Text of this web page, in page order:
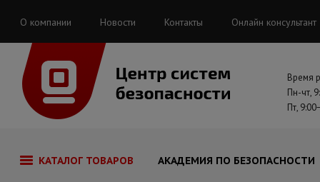
О компании Новости Контакты Онлайн консультант
Время
Пн-чт,
Пт,
КАТАЛОГ ТОВАРОВ АКАДЕМИЯ ПО БЕЗОПАСНОСТИ